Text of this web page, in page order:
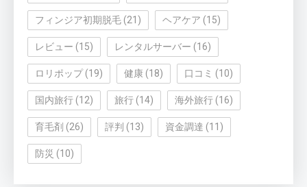
フィンジア初期脱毛 (21) ヘアケア (15)
レビュー (15) レンタルサーバー (16)
ロリポップ(19) 健康 (18) 口コミ (10)
国内旅行 (12) 旅行 (14) 海外旅行 (16)
育毛剤 (26) 評判 (13) 資金調達 (11)
防災 (10)